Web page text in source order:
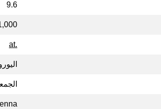
9.6
31,000
.at
الجمعة 22